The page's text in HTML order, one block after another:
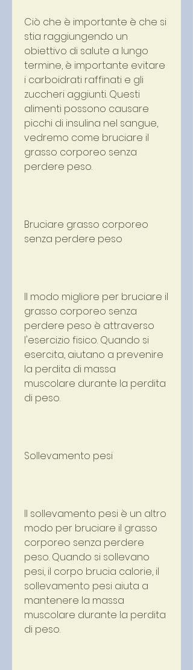
Ciò che è importante è che si
stia raggiungendo un
obiettivo di salute a lungo
termine, è importante evitare
i carboidrati raffinati e gli
zuccheri aggiunti. Questi
alimenti possono causare
picchi di insulina nel sangue,
vedremo come bruciare il
grasso corporeo senza
perdere peso.
Bruciare grasso corporeo
senza perdere peso
Il modo migliore per bruciare il
grasso corporeo senza
perdere peso è attraverso
l'esercizio fisico. Quando si
esercita, aiutano a prevenire
la perdita di massa
muscolare durante la perdita
di peso.
Sollevamento pesi
Il sollevamento pesi è un altro
modo per bruciare il grasso
corporeo senza perdere
peso. Quando si sollevano
pesi, il corpo brucia calorie, il
sollevamento pesi aiuta a
mantenere la massa
muscolare durante la perdita
di peso.